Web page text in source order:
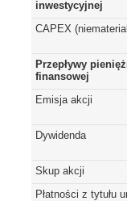
inwestycyjnej
CAPEX
Przepływy
finansowej
Emisja akcji
Dywidenda
Skup akcji
Płatności z tytułu